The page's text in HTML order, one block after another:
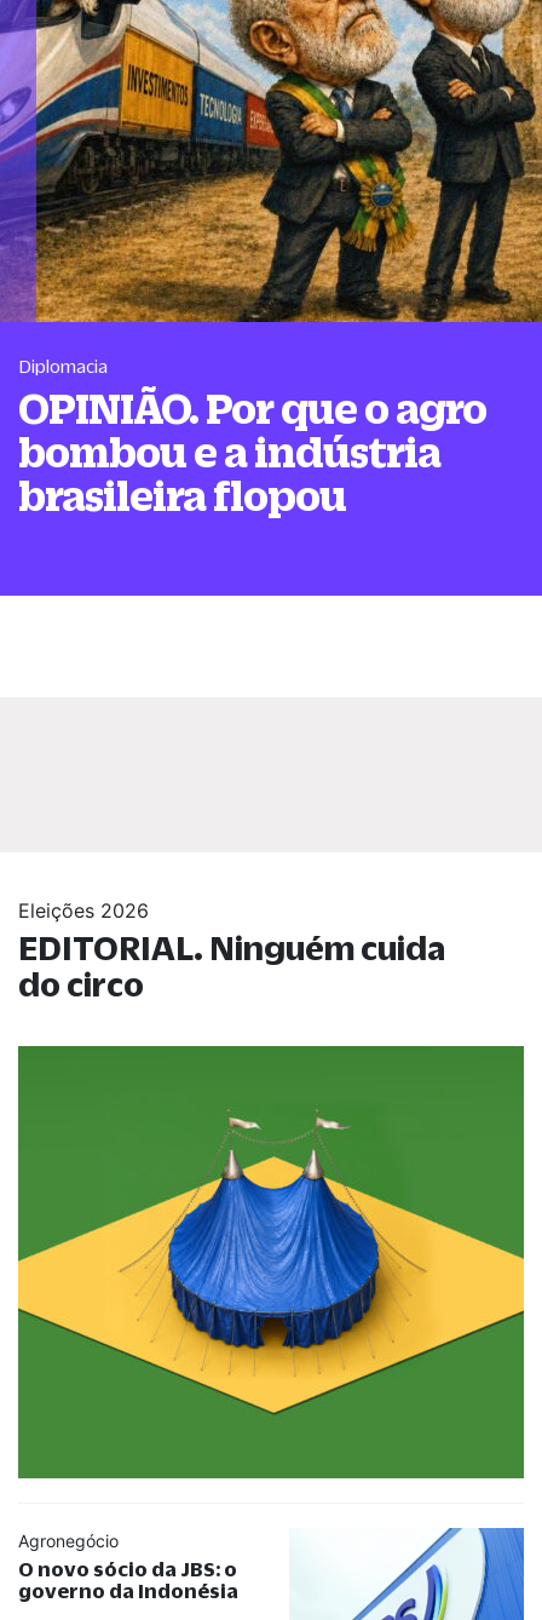
Diplomacia
OPINIÃO. Por que o agro
bombou e a indústria
brasileira flopou
Eleições 2026
EDITORIAL. Ninguém cuida
do circo
Agronegócio
O novo sócio da JBS: o
governo da Indonésia